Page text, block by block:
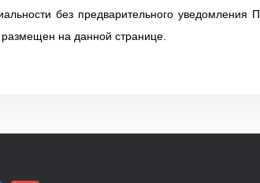
без предварительного уведомления
на данной странице.